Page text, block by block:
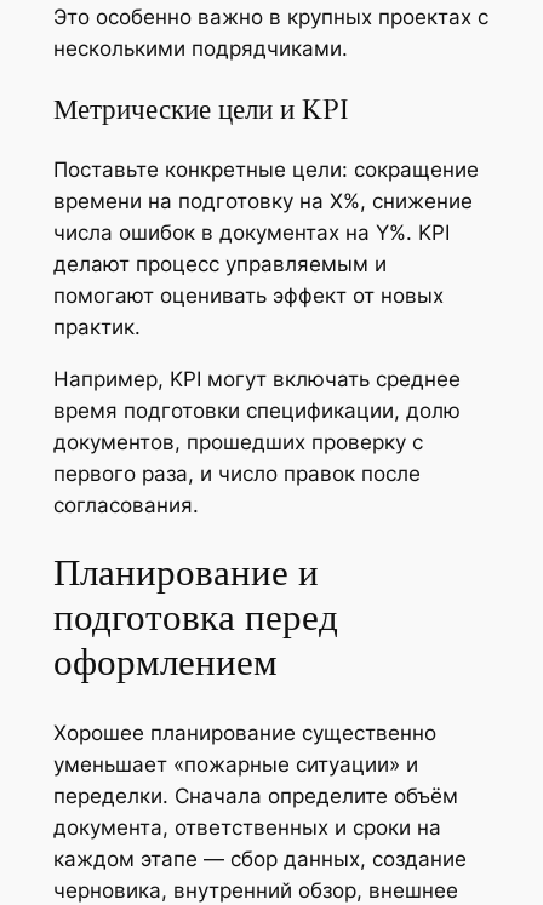
Это особенно важно в крупных проектах с
несколькими подрядчиками.
Метрические цели и KPI
Поставьте конкретные цели: сокращение
времени на подготовку на X%, снижение
числа ошибок в документах на Y%. KPI
делают процесс управляемым и
помогают оценивать эффект от новых
практик.
Например, KPI могут включать среднее
время подготовки спецификации, долю
документов, прошедших проверку с
первого раза, и число правок после
согласования.
Планирование и
подготовка перед
оформлением
Хорошее планирование существенно
уменьшает «пожарные ситуации» и
переделки. Сначала определите объём
документа, ответственных и сроки на
каждом этапе — сбор данных, создание
черновика, внутренний обзор, внешнее